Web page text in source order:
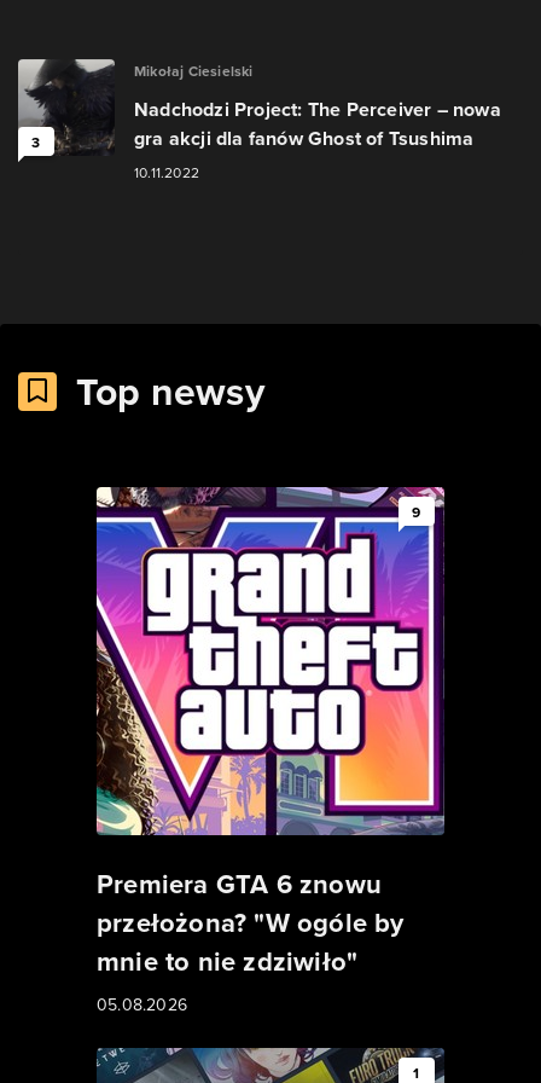
3
Mikołaj Ciesielski
Nadchodzi Project: The Perceiver – nowa
gra akcji dla fanów Ghost of Tsushima
10.11.2022
Top newsy
9
Premiera GTA 6 znowu
przełożona? "W ogóle by
mnie to nie zdziwiło"
05.08.2026
1